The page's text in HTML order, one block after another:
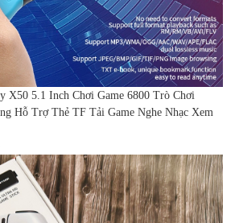
X50 5.1 Inch Chơi Game 6800 Trò Chơi
Hỗ Trợ Thẻ TF Tải Game Nghe Nhạc Xem